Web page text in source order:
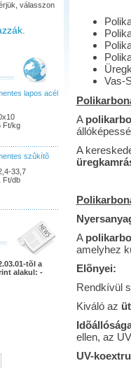
válasszon
lapos acél
Ft/kg
szûkítõ
33,7
Ft/db
tõl a
alakul: -
Vas-
A
A
A
amelyhez
Elõnyei:
Rendkívül
Kiváló az
ellen, az
UV-